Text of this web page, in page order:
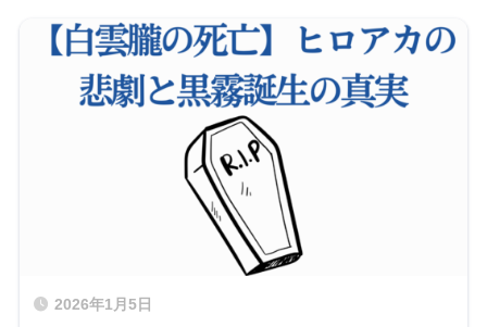
2026年1月5日